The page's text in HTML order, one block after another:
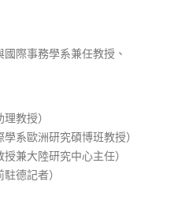
際事務學系兼任教授、
教授）
系歐洲研究碩博班教授）
兼大陸研究中心主任）
德記者）